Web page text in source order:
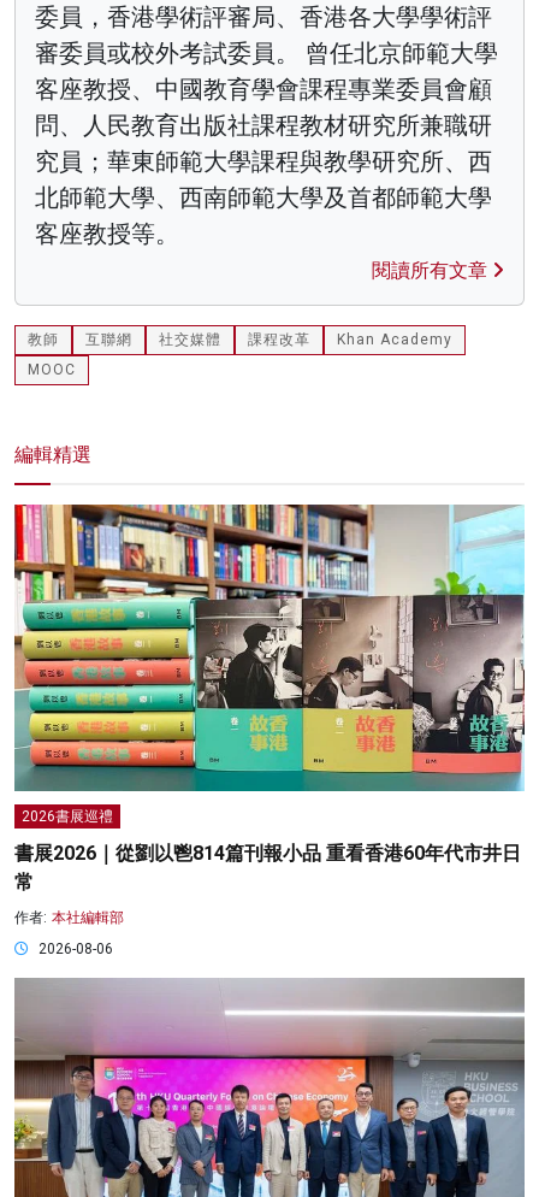
委員，香港學術評審局、香港各大學學術評
審委員或校外考試委員。 曾任北京師範大學
客座教授、中國教育學會課程專業委員會顧
問、人民教育出版社課程教材研究所兼職研
究員；華東師範大學課程與教學研究所、西
北師範大學、西南師範大學及首都師範大學
客座教授等。
閱讀所有文章
教師 互聯網 社交媒體 課程改革
Khan Academy
MOOC
編輯精選
2026書展巡禮
書展2026｜從劉以鬯814篇刊報小品 重看香港60年代市井日
常
作者: 本社編輯部
2026-08-06